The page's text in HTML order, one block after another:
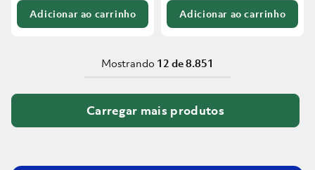
Adicionar ao carrinho Adicionar ao carrinho
Mostrando 12 de 8.851